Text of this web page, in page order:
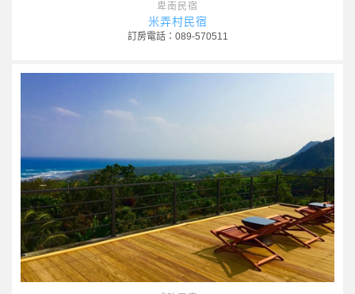
卑南民宿
米弄村民宿
訂房電話：089-570511